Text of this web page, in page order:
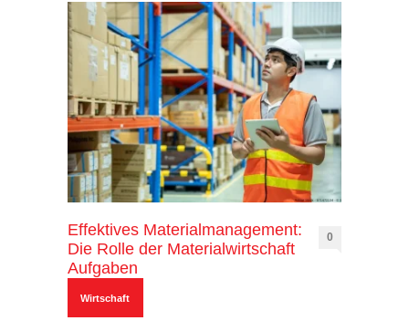
Effektives Materialmanagement:
Die Rolle der Materialwirtschaft
Aufgaben
0
Wirtschaft